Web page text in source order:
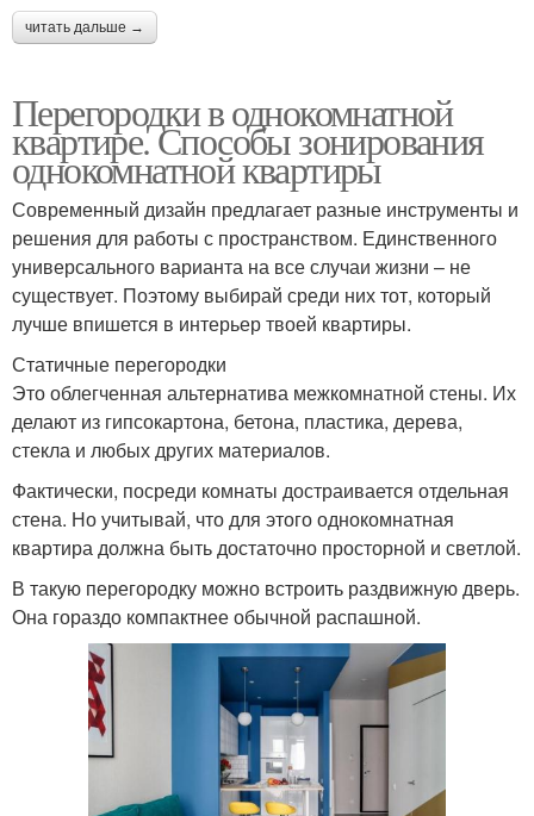
читать дальше →
Перегородки в однокомнатной
квартире. Способы зонирования
однокомнатной квартиры
Современный дизайн предлагает разные инструменты и
решения для работы с пространством. Единственного
универсального варианта на все случаи жизни – не
существует. Поэтому выбирай среди них тот, который
лучше впишется в интерьер твоей квартиры.
Статичные перегородки
Это облегченная альтернатива межкомнатной стены. Их
делают из гипсокартона, бетона, пластика, дерева,
стекла и любых других материалов.
Фактически, посреди комнаты достраивается отдельная
стена. Но учитывай, что для этого однокомнатная
квартира должна быть достаточно просторной и светлой.
В такую перегородку можно встроить раздвижную дверь.
Она гораздо компактнее обычной распашной.